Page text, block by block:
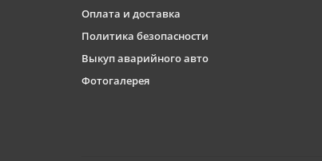
Оплата и доставка
Политика безопасности
Выкуп аварийного авто
Фотогалерея